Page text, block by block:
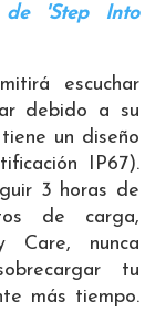
'Step Into
escuchar
debido a su
un diseño
IP67).
3 horas de
de carga,
Care, nunca
tu
más tiempo.